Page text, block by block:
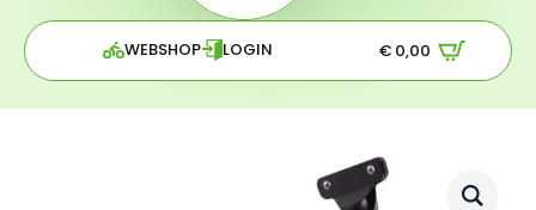
for:
WEBSHOP LOGIN € 0,00